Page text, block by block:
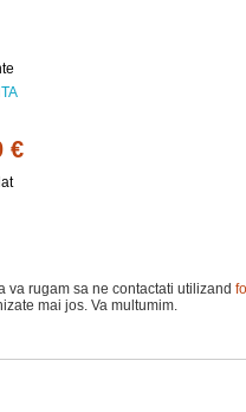
€
va rugam sa ne contactati utilizand
mai jos. Va multumim.